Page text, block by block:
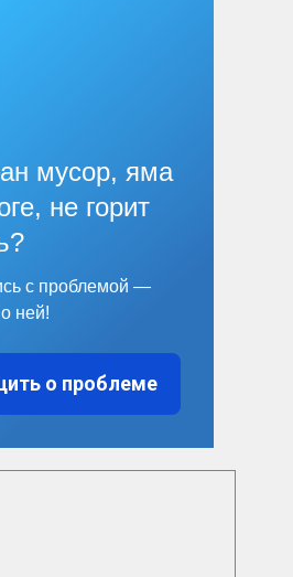
мусор, яма
не горит
с проблемой —
ней!
о проблеме